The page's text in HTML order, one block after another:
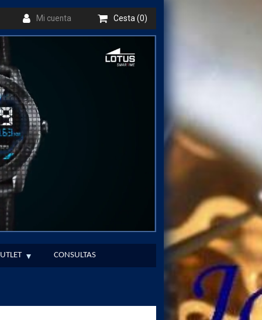
Cesta (0)
Mi cuenta
CONSULTAS